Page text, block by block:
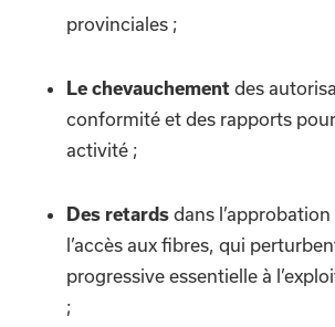
provinciales ;
Le chevauchement des
conformité et des rapports
activité ;
Des retards dans
l’accès aux fibres, qui
progressive essentielle à
;